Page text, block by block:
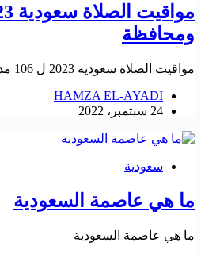
ومحافظة
مواقيت الصلاة سعودية 2023 ل 106 مدينة ومحافظة
HAMZA EL-AYADI
24 سبتمبر، 2022
سعودية
ما هي عاصمة السعودية
ما هي عاصمة السعودية